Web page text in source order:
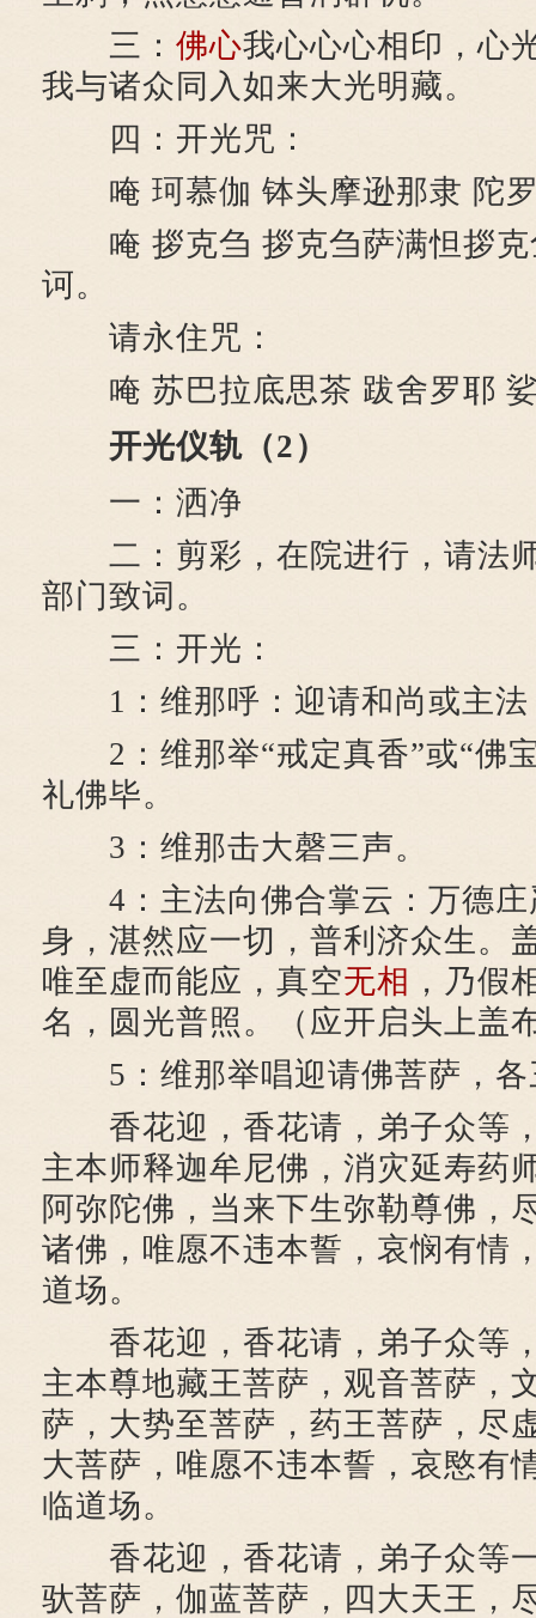
三： 佛心我心心心相印，心
我与诸众同入如来大光明藏。
四：开光咒：
唵 珂慕伽 钵头摩逊那隶 陀罗
唵 拶克刍 拶克刍萨满怛拶克
诃。
请永住咒：
唵 苏巴拉底思茶 跋舍罗耶
开光仪轨（2）
一：洒净
二：剪彩，在院进行，请法
部门致词。
三：开光：
1：维那呼：迎请和尚或主法
2：维那举“戒定真香”或“佛
礼佛毕。
3：维那击大磬三声。
4：主法向佛合掌云：万德庄
身，湛然应一切，普利济众生。
唯至虚而能应，真空无相 ，乃假
名，圆光普照。（应开启头上盖
5：维那举唱迎请佛菩萨，各
香花迎，香花请，弟子众等
主本师释迦牟尼佛，消灾延寿药
阿弥陀佛，当来下生弥勒尊佛，
诸佛，唯愿不违本誓，哀悯有情
道场。
香花迎，香花请，弟子众等
主本尊地藏王菩萨，观音菩萨，
萨，大势至菩萨，药王菩萨，尽
大菩萨，唯愿不违本誓，哀愍有
临道场。
香花迎，香花请，弟子众等
驮菩萨，伽蓝菩萨，四大天王，